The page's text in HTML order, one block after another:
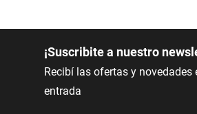
¡Suscribite a nuestro
Recibí las ofertas y novedades
entrada